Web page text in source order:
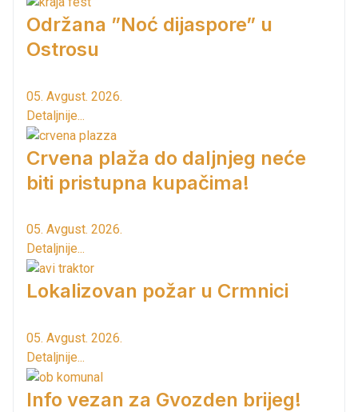
Održana ”Noć dijaspore” u
Ostrosu
05. Avgust. 2026.
Detaljnije...
Crvena plaža do daljnjeg neće
biti pristupna kupačima!
05. Avgust. 2026.
Detaljnije...
Lokalizovan požar u Crmnici
05. Avgust. 2026.
Detaljnije...
Info vezan za Gvozden brijeg!